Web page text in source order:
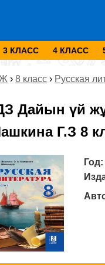
3 КЛАСС 4 КЛАСС
› 8 класс › Русская
Дайын үй
Г.З 8
Год: